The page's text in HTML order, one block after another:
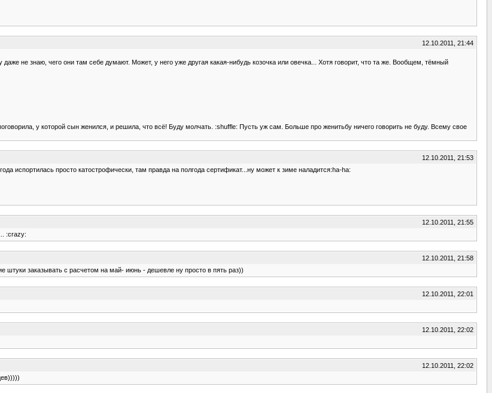
12.10.2011, 21:44
не знаю, чего они там себе думают. Может, у него уже другая какая-нибудь козочка или овечка... Хотя говорит, что та же. Вообщем, тёмный
у которой сын женился, и решила, что всё! Буду молчать. :shuffle: Пусть уж сам. Больше про женитьбу ничего говорить не буду. Всему свое
12.10.2011, 21:53
испортилась просто катострофически, там правда на полгода сертификат...ну может к зиме наладится:ha-ha:
12.10.2011, 21:55
:crazy:
12.10.2011, 21:58
штуки заказывать с расчетом на май- июнь - дешевле ну просто в пять раз))
12.10.2011, 22:01
12.10.2011, 22:02
12.10.2011, 22:02